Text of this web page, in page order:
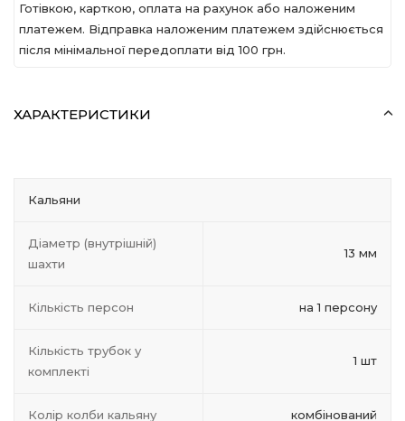
Готівкою, карткою, оплата на рахунок або наложеним
платежем. Відправка наложеним платежем здійснюється
після мінімальної передоплати вiд 100 грн.
ХАРАКТЕРИСТИКИ
Кальяни
Діаметр (внутрішній)
шахти
13 мм
Кількість персон на 1 персону
Кількість трубок у
комплекті
1 шт
Колір колби кальяну комбінований